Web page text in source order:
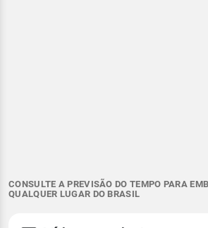
CONSULTE A PREVISÃO DO TEMPO PARA
QUALQUER LUGAR DO BRASIL